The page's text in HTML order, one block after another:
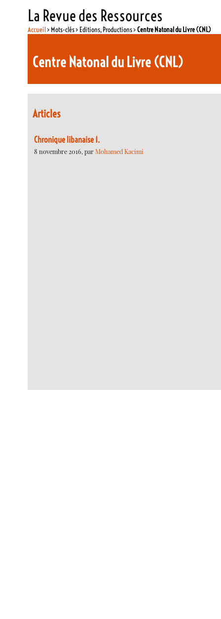
La Revue des Ressources
Accueil> Mots-clés > Editions, Productions >Centre Natonal du Livre (CNL)
Centre Natonal du Livre (CNL)
Articles
Chronique libanaise 1.
8 novembre 2016, parMohamed Kacimi